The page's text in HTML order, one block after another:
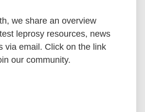
document, within the period
we share an overview
leprosy resources, news
via email. Click on the link
our community.